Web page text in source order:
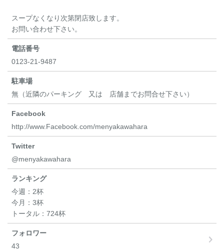
スープなくなり次第閉店致します。
お問い合わせ下さい。
電話番号
0123-21-9487
駐車場
無（近隣のパーキング 又は 店舗までお問合せ下さい）
Facebook
http://www.Facebook.com/menyakawahara
Twitter
@menyakawahara
ランキング
今週： 2杯
今月： 3杯
トータル： 724杯
フォロワー
43